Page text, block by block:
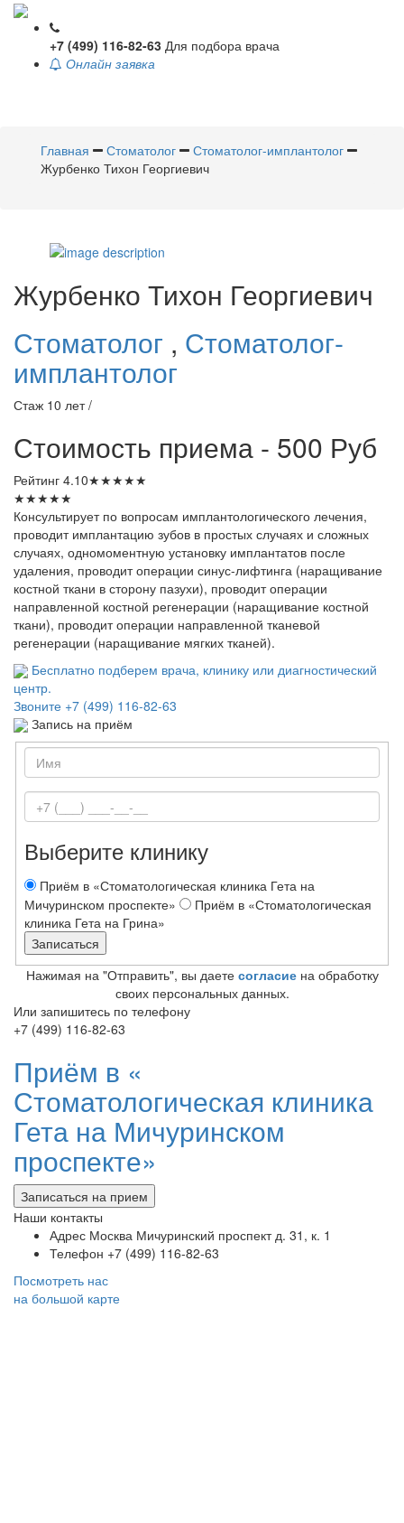
+7 (499) 116-82-63 Для подбора врача
Онлайн заявка
Главная
Стоматолог
Стоматолог-имплантолог
Журбенко Тихон Георгиевич
Журбенко Тихон Георгиевич
Стоматолог , Стоматолог-
имплантолог
Стаж 10 лет /
Стоимость приема - 500 Руб
Рейтинг 4.10★★★★★
★★★★★
Консультирует по вопросам имплантологического лечения,
проводит имплантацию зубов в простых случаях и сложных
случаях, одномоментную установку имплантатов после
удаления, проводит операции синус-лифтинга (наращивание
костной ткани в сторону пазухи), проводит операции
направленной костной регенерации (наращивание костной
ткани), проводит операции направленной тканевой
регенерации (наращивание мягких тканей).
Бесплатно подберем врача, клинику или диагностический
центр.
Звоните +7 (499) 116-82-63
Запись на приём
Выберите клинику
Приём в «Стоматологическая клиника Гета на
Мичуринском проспекте»
Приём в «Стоматологическая
клиника Гета на Грина»
Нажимая на "Отправить", вы даете согласиена обработку
своих персональных данных.
Или запишитесь по телефону
+7 (499) 116-82-63
Приём в «
Стоматологическая клиника
Гета на Мичуринском
проспекте»
Записаться на прием
Наши контакты
Адрес Москва Мичуринский проспект д. 31, к. 1
Телефон +7 (499) 116-82-63
Посмотреть нас
на большой карте